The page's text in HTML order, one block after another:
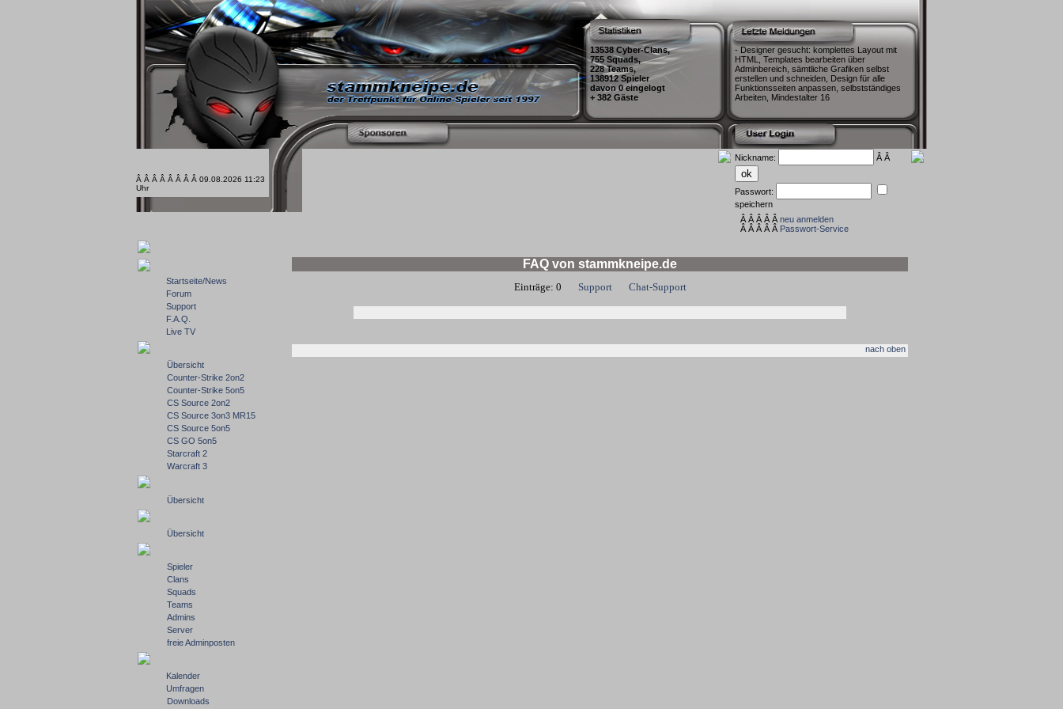
13538 Cyber-Clans,
755 Squads,
228 Teams,
138912 Spieler
davon 0 eingelogt
+ 382 Gäste
- Designer gesucht: komplettes Layout mit
HTML, Templates bearbeiten über
Adminbereich, sämtliche Grafiken selbst
erstellen und schneiden, Design für alle
Funktionsseiten anpassen, selbstständiges
Arbeiten, Mindestalter 16
Â Â Â Â Â Â Â Â 09.08.2026 11:23
Uhr
Nickname: Â Â
Passwort:
speichern
Â Â Â Â Â neu anmelden
Â Â Â Â Â Passwort-Service
Startseite/News
Forum
Support
F.A.Q.
Live TV
Übersicht
Counter-Strike 2on2
Counter-Strike 5on5
CS Source 2on2
CS Source 3on3 MR15
CS Source 5on5
CS GO 5on5
Starcraft 2
Warcraft 3
Übersicht
Übersicht
Spieler
Clans
Squads
Teams
Admins
Server
freie Adminposten
Kalender
Umfragen
Downloads
FAQ von stammkneipe.de
Einträge: 0 Support Chat-Support
nach oben